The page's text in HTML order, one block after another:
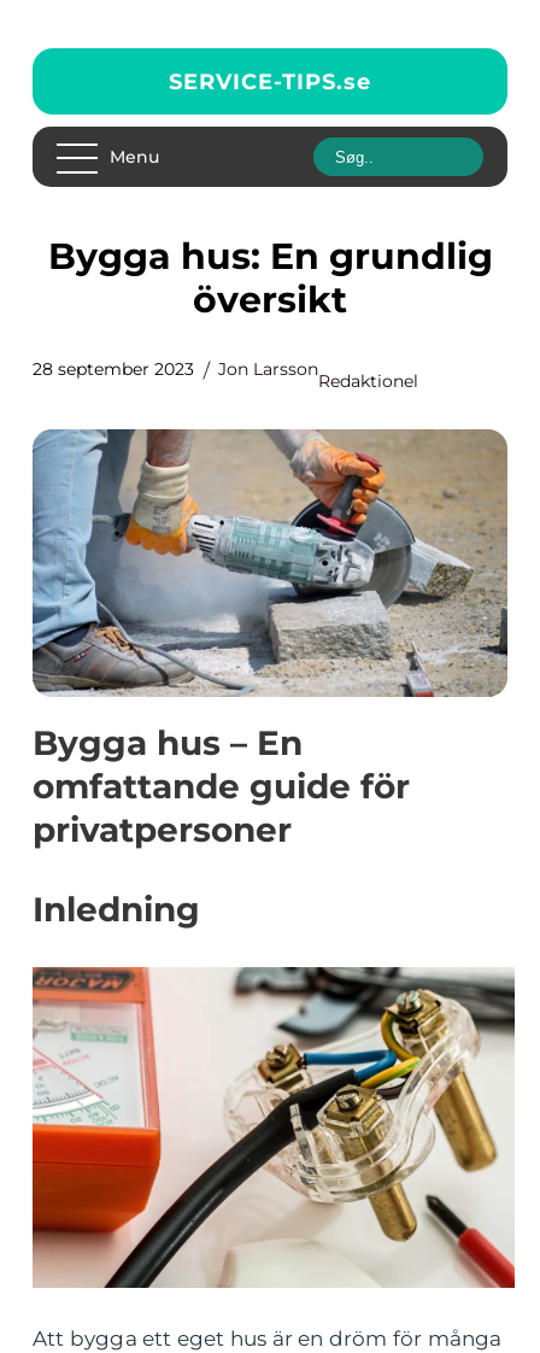
SERVICE-TIPS.se
Menu
Bygga hus: En grundlig
översikt
28 september 2023 Jon Larsson
Redaktionel
Bygga hus – En
omfattande guide för
privatpersoner
Inledning
Att bygga ett eget hus är en dröm för många